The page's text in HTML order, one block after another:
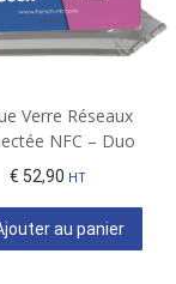
Verre Réseaux
NFC – Duo
€ 52,90 HT
au panier